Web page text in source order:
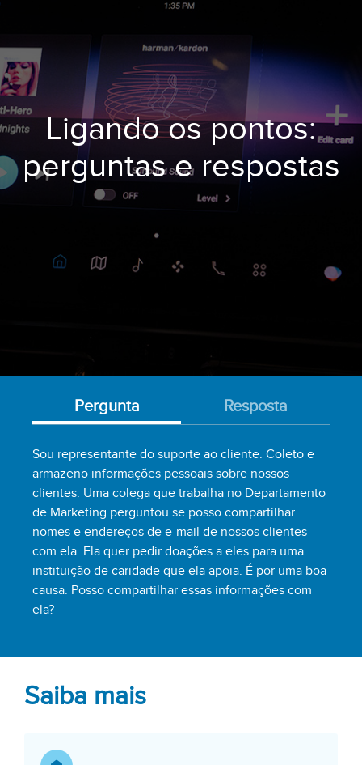
Ligando os pontos:
perguntas e respostas
Pergunta Resposta
Sou representante do suporte ao cliente. Coleto e
armazeno informações pessoais sobre nossos
clientes. Uma colega que trabalha no Departamento
de Marketing perguntou se posso compartilhar
nomes e endereços de e-mail de nossos clientes
com ela. Ela quer pedir doações a eles para uma
instituição de caridade que ela apoia. É por uma boa
causa. Posso compartilhar essas informações com
ela?
Saiba mais